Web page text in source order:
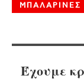
ΜΠΑΛΑΡΙΝΕΣ
Έχουμε